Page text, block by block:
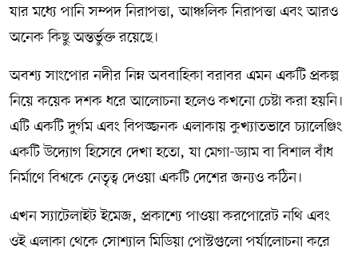
যার মধ্যে পানি সম্পদ নিরাপত্তা, আঞ্চলিক নিরাপত্তা এবং আরও
অনেক কিছু অন্তর্ভুক্ত রয়েছে।
অবশ্য সাংপোর নদীর নিম্ন অববাহিকা বরাবর এমন একটি প্রকল্প
নিয়ে কয়েক দশক ধরে আলোচনা হলেও কখনো চেষ্টা করা হয়নি।
এটি একটি দুর্গম এবং বিপজ্জনক এলাকায় কুখ্যাতভাবে চ্যালেঞ্জিং
একটি উদ্যোগ হিসেবে দেখা হতো, যা মেগা-ড্যাম বা বিশাল বাঁধ
নির্মাণে বিশ্বকে নেতৃত্ব দেওয়া একটি দেশের জন্যও কঠিন।
এখন স্যাটেলাইট ইমেজ, প্রকাশ্যে পাওয়া করপোরেট নথি এবং
ওই এলাকা থেকে সোশ্যাল মিডিয়া পোস্টগুলো পর্যালোচনা করে